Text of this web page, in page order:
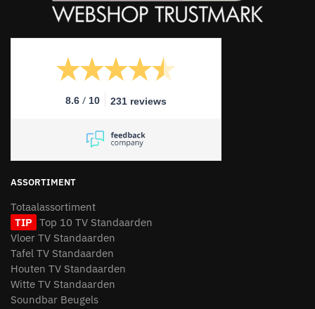
8.6 / 10 231 reviews
ASSORTIMENT
Totaalassortiment
TIP Top 10 TV Standaarden
Vloer TV Standaarden
Tafel TV Standaarden
Houten TV Standaarden
Witte TV Standaarden
Soundbar Beugels